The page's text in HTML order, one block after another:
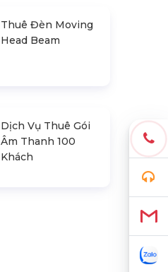
Thuê Đèn Moving
Head Beam
Dịch Vụ Thuê Gói
Âm Thanh 100
Khách